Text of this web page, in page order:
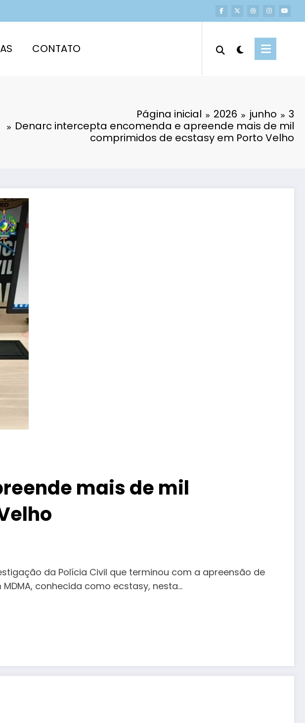
CONTATO
Página inicial 2026 junho
3
Denarc intercepta encomenda e apreende mais de mil
comprimidos de ecstasy em Porto Velho
mais de mil
da Polícia Civil que terminou com a apreensão de
conhecida como ecstasy, nesta…